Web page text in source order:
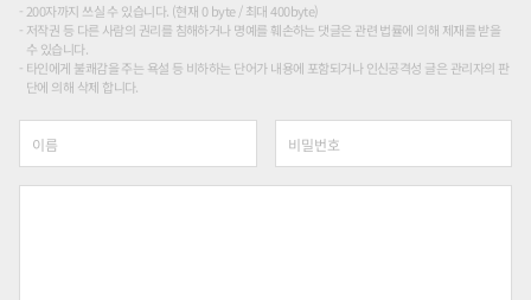
200자까지 쓰실 수 있습니다. (현재 0 byte / 최대 400byte)
저작권 등 다른 사람의 권리를 침해하거나 명예를 훼손하는 댓글은 관련 법률에 의해 제재를 받을
수 있습니다.
타인에게 불쾌감을 주는 욕설 등 비하하는 단어가 내용에 포함되거나 인신공격성 글은 관리자의 판
단에 의해 삭제 합니다.